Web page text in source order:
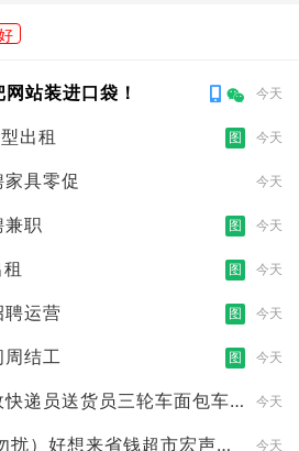
站装进口袋！ 今天
出租 图 今天
具零促 今天
兼职 图 今天
图 今天
聘运营 图 今天
周结工 图 今天
快递员送货员三轮车面包车
今天
扰）好想来省钱超市宏声桥
今天